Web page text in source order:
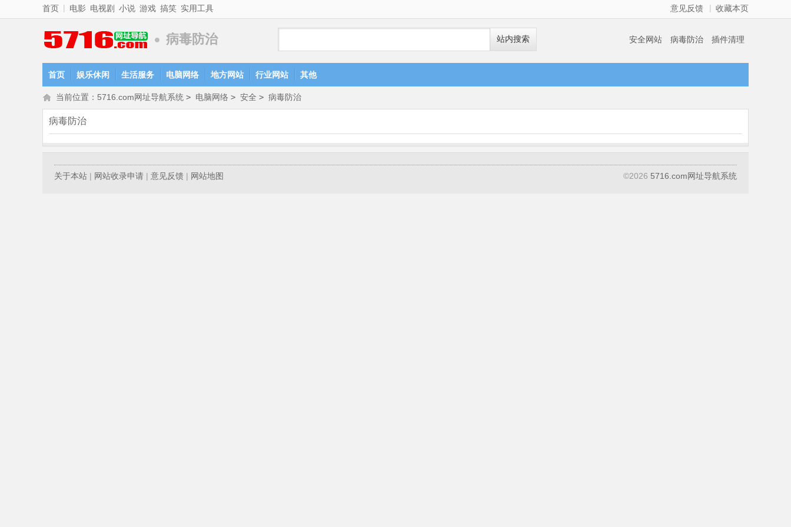
首页 | 电影 电视剧 小说 游戏 搞笑 实用工具 意见反馈 | 收藏本页
病毒防治 安全网站 病毒防治 插件清理
站内搜索
首页 娱乐休闲 生活服务 电脑网络 地方网站 行业网站 其他
当前位置： 5716.com网址导航系统 > 电脑网络 > 安全 > 病毒防治
病毒防治
关于本站 | 网站收录申请 | 意见反馈 | 网站地图 ©2026 5716.com网址导航系统